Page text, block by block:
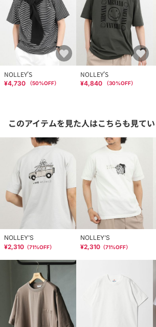
NOLLEY'S
¥4,730 （50%OFF）
NOLLEY'S
¥4,840 （30%OFF）